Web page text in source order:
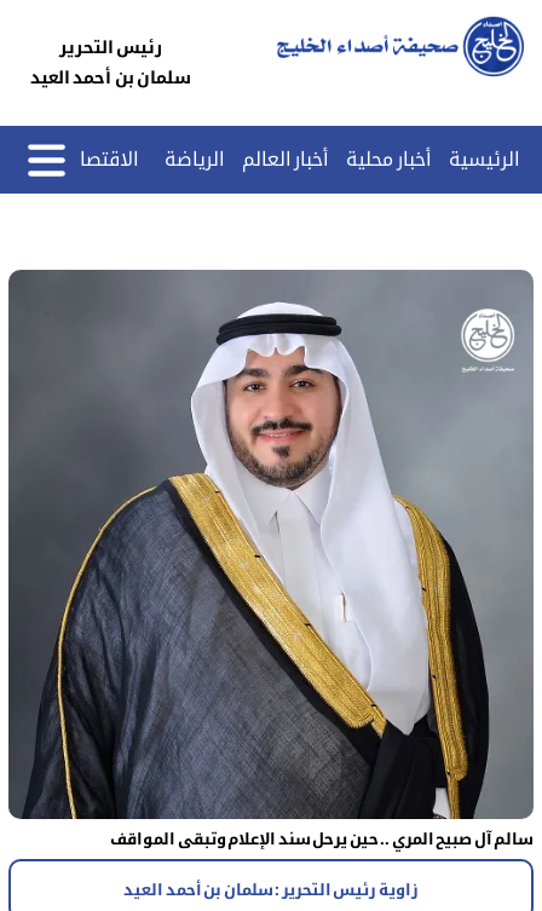
رئيس التحرير
سلمان بن أحمد العيد
الرئيسية أخبار محلية أخبار العالم الرياضة الاقتصاد
سالم آل صبيح المري .. حين يرحل سند الإعلام وتبقى المواقف
زاوية رئيس التحرير : سلمان بن أحمد العيد